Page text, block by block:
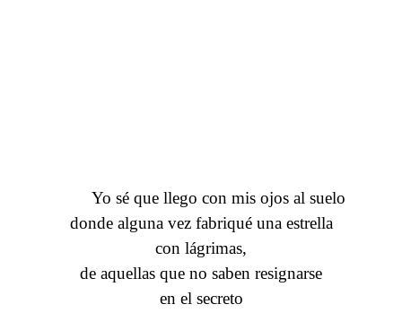
Yo sé que llego con mis ojos al suelo
donde alguna vez fabriqué una estrella
con lágrimas,
de aquellas que no saben resignarse
en el secreto